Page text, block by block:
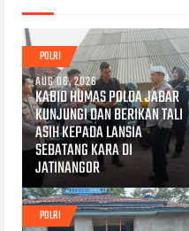
POLRI
AUG 06, 2026
KABID HUMAS POLDA JABAR
KUNJUNGI DAN BERIKAN TALI
ASIH KEPADA LANSIA
SEBATANG KARA DI
JATINANGOR
POLRI